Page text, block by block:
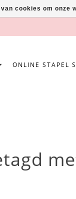
ONLINE STAPEL
cookies om onze